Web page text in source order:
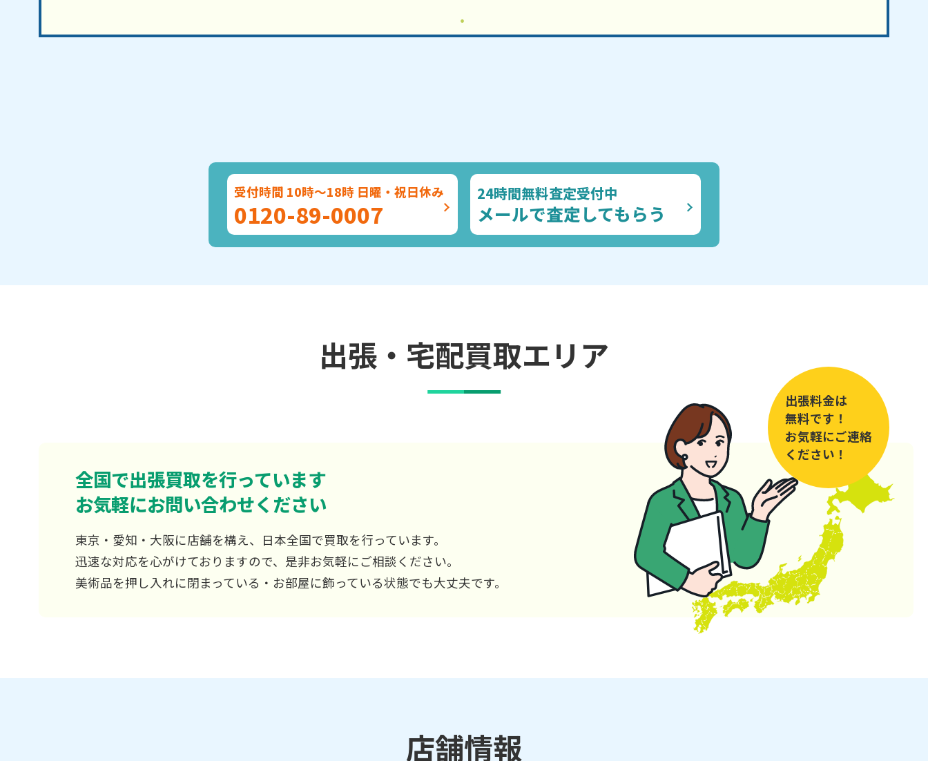
受付時間 10時～18時 日曜・祝日休み
0120-89-0007
24時間無料査定受付中
メールで査定してもらう
出張・宅配買取エリア
全国で出張買取を行っています
お気軽にお問い合わせください
東京・愛知・大阪に店舗を構え、日本全国で買取を行っています。
迅速な対応を心がけておりますので、是非お気軽にご相談ください。
美術品を押し入れに閉まっている・お部屋に飾っている状態でも大丈夫です。
出張料金は
無料です！
お気軽にご連絡
ください！
店舗情報